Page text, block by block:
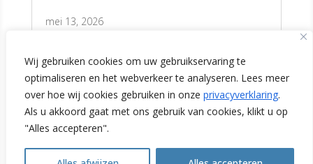
Wij gebruiken cookies om uw gebruikservaring te
optimaliseren en het webverkeer te analyseren. Lees meer
over hoe wij cookies gebruiken in onze privacyverklaring.
Als u akkoord gaat met ons gebruik van cookies, klikt u op
"Alles accepteren".
mei 13, 2026
(WoonWijzerWinkel Limburg) geeft 7
praktische tips. Schrik niet van F of G.
Check de datum. Lees hier verder.
Lees meer